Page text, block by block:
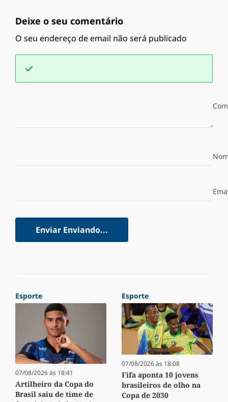
Deixe o seu comentário
O seu endereço de email não será publicado
Enviar Enviando...
Esporte
07/08/2026 às 18:41
Artilheiro da Copa do
Brasil saiu de time de
Esporte
07/08/2026 às 18:08
Fifa aponta 10 jovens
brasileiros de olho na
Copa de 2030